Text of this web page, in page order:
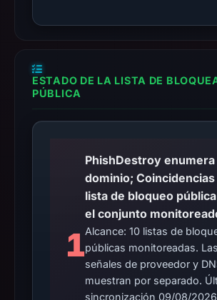
ESTADO DE LA LISTA DE
PÚBLICA
1
PhishDestroy
dominio; Coincidencias
lista de bloqueo
el conjunto
Alcance: 10 listas de
públicas monitoreadas. Las
señales de proveedor y
muestran por separado.
sincronización 09/08/